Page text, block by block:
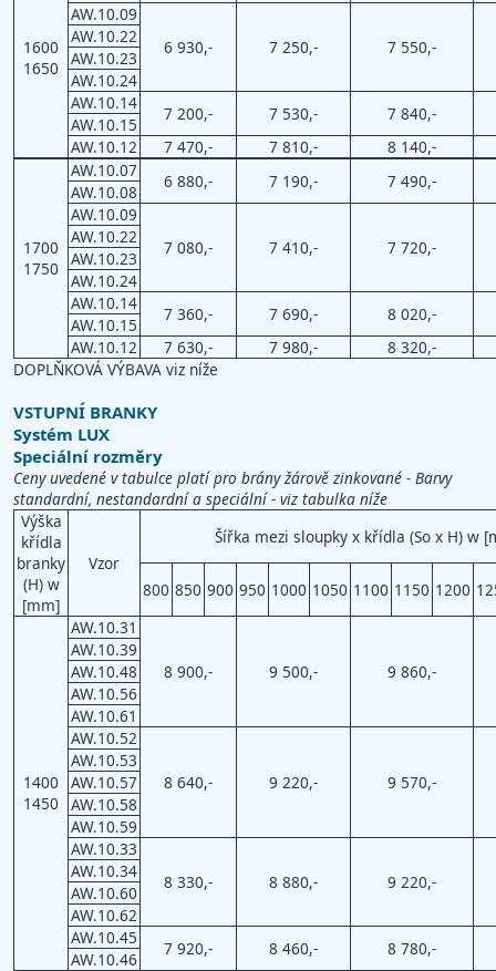
1600
1650
AW.10.09
6 930,-
7 250,- 7 550,-
AW.10.22
AW.10.23
AW.10.24
AW.10.14
7 200,- 7 530,- 7 840,-
AW.10.15
AW.10.12
7 470,- 7 810,- 8 140,-
1700
1750
AW.10.07
6 880,- 7 190,- 7 490,-
AW.10.08
AW.10.09
7 080,-
7 410,- 7 720,-
AW.10.22
AW.10.23
AW.10.24
AW.10.14
7 360,- 7 690,- 8 020,-
AW.10.15
AW.10.12
7 630,- 7 980,-
8 320,-
DOPLŇKOVÁ VÝBAVA viz níže
VSTUPNÍ BRANKY
Systém LUX
Speciální rozměry
Ceny uvedené v tabulce platí pro brány žárově zinkované - Barvy
standardní, nestandardní a speciální - viz tabulka níže
Výška
křídla
branky
(H) w
[mm]
Vzor
Šířka mezi sloupky x křídla (So x H) w
800 850 900 950 1000 1050 1100 1150 1200
1400
1450
AW.10.31
8 900,- 9 500,- 9 860,-
AW.10.39
AW.10.48
AW.10.56
AW.10.61
AW.10.52
8 640,- 9 220,- 9 570,-
AW.10.53
AW.10.57
AW.10.58
AW.10.59
AW.10.33
8 330,-
8 880,- 9 220,-
AW.10.34
AW.10.60
AW.10.62
AW.10.45
7 920,- 8 460,- 8 780,-
AW.10.46